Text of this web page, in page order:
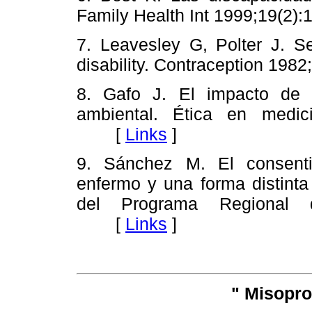
Family Health Int
7. Leavesley G, Polter J.
disability. Contraception
8. Gafo J. El impacto de
ambiental. Ética en
[ Links ]
9. Sánchez M. El
enfermo y una forma
del Programa Regional
[ Links ]
"